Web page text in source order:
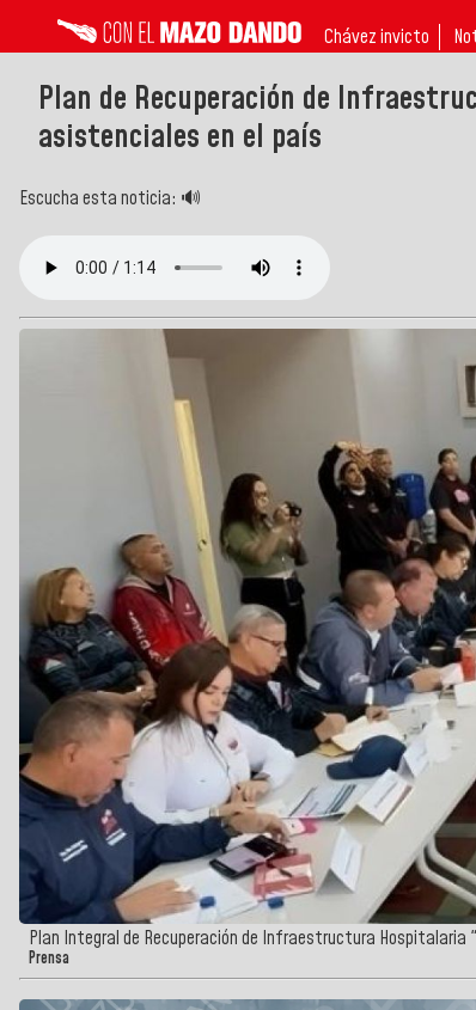
Chávez invicto
Plan de Recuperación de
asistenciales en el país
Escucha esta noticia: 🔊
Plan Integral de Recuperación de Infraestructura Hospitalaria
Prensa